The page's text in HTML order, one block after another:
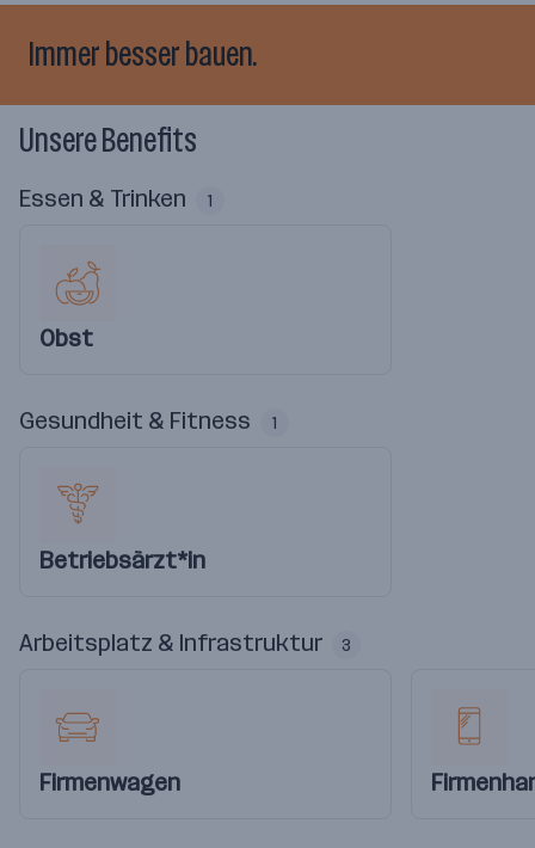
Immer besser bauen.
Unsere Benefits
Essen & Trinken 1
Obst
Gesundheit & Fitness 1
Betriebsärzt*in
Arbeitsplatz & Infrastruktur 3
Firmenwagen